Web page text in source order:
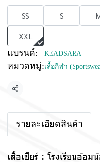
SS S
XXL
แบรนด์: KEADSARA
หมวดหมู่:เสื้อกีฬา
แชร์
รายละเอียดสินค้า
เสื้อเชียร์ : โรงเรียนอ้อ